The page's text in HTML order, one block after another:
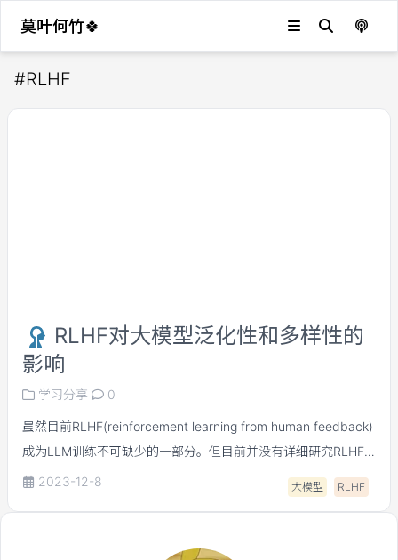
莫叶何竹🍀
#RLHF
RLHF对大模型泛化性和多样性的
影响
学习分享 0
虽然目前RLHF(reinforcement learning from human feedback)
成为LLM训练不可缺少的一部分。但目前并没有详细研究RLHF
到底对LLM哪一方面有益 or 有害。为了提升对RLHF不同阶段收
益的认知，本文从实验上系统探究了RLHF的三个阶段
LLM泛化性(generalisation)和生成多样性(diversity)的影响。
2023-12-8 大模型 RLHF